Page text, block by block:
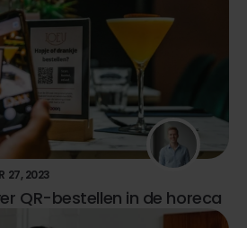
27, 2023
QR-bestellen in de horeca